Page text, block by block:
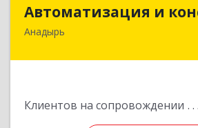
Автоматизация и
Анадырь
Клиентов на сопровождении
689000, Чукотский АО,